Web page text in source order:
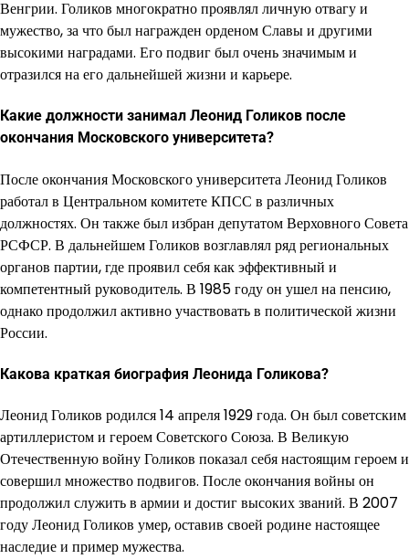
Венгрии. Голиков многократно проявлял личную отвагу и
мужество, за что был награжден орденом Славы и другими
высокими наградами. Его подвиг был очень значимым и
отразился на его дальнейшей жизни и карьере.
Какие должности занимал Леонид Голиков после
окончания Московского университета?
После окончания Московского университета Леонид Голиков
работал в Центральном комитете КПСС в различных
должностях. Он также был избран депутатом Верховного Совета
РСФСР. В дальнейшем Голиков возглавлял ряд региональных
органов партии, где проявил себя как эффективный и
компетентный руководитель. В 1985 году он ушел на пенсию,
однако продолжил активно участвовать в политической жизни
России.
Какова краткая биография Леонида Голикова?
Леонид Голиков родился 14 апреля 1929 года. Он был советским
артиллеристом и героем Советского Союза. В Великую
Отечественную войну Голиков показал себя настоящим героем и
совершил множество подвигов. После окончания войны он
продолжил служить в армии и достиг высоких званий. В 2007
году Леонид Голиков умер, оставив своей родине настоящее
наследие и пример мужества.